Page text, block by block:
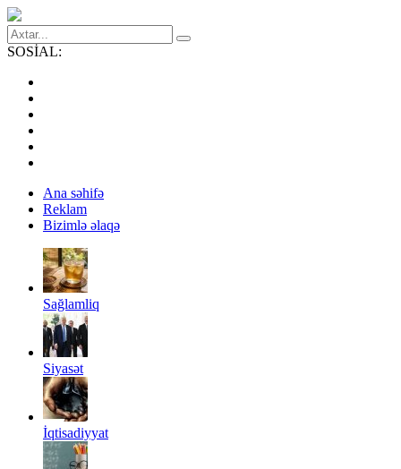
SOSİAL:
Ana səhifə
Reklam
Bizimlə əlaqə
Sağlamliq
Siyasət
İqtisadiyyat